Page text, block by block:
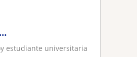
estudiante universitaria